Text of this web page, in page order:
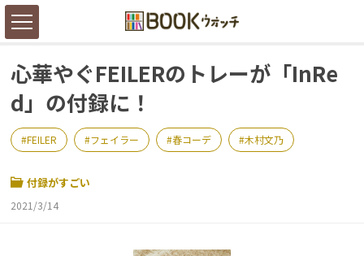
心華やぐFEILERのトレーが「InRe
d」の付録に！
FEILER フェイラー 春コーデ 木村文乃
付録がすごい
2021/3/14